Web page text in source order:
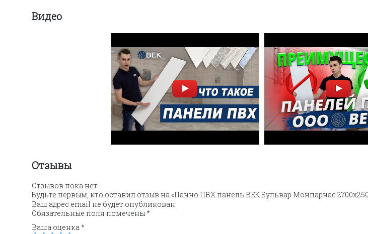
Видео
Отзывы
Отзывов пока нет.
Будьте первым, кто оставил отзыв на «Панно ПВХ панель ВЕК Бульвар Монпарнас
Ваш адрес email не будет опубликован.
Обязательные поля помечены*
Ваша оценка*